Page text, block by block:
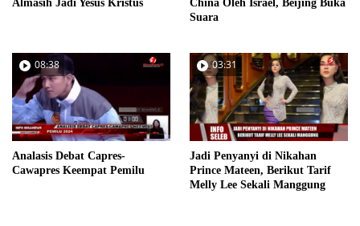
Almasih Jadi Yesus Kristus
China Oleh Israel, Beijing Buka
Suara
08:38
Analasis Debat Capres-
Cawapres Keempat Pemilu
03:31
Jadi Penyanyi di Nikahan
Prince Mateen, Berikut Tarif
Melly Lee Sekali Manggung